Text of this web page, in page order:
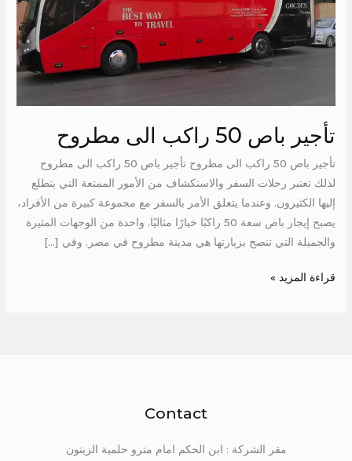
تأجير باص 50 راكب الى مطروح
تأجير باص 50 راكب الى مطروح تأجير باص 50 راكب الى مطروح
لذلك تعتبر رحلات السفر والاستكشاف من الأمور الممتعة التي يتطلع
إليها الكثيرون. وعندما يتعلق الأمر بالسفر مع مجموعة كبيرة من الأفراد،
يصبح إيجار باص سعة 50 راكبًا خيارًا مثاليًا. واحدة من الوجهات المثيرة
والجميلة التي تنصح بزيارتها هي مدينة مطروح في مصر. وفي […]
قراءة المزيد »
Contact
مقر الشركة : ابن الحكم امام مترو حلمية الزيتون